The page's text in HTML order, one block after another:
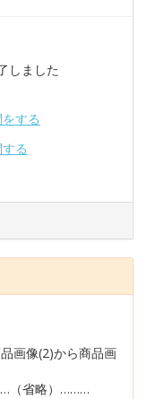
しました
する
る
画像(2)から商品画
（省略）………